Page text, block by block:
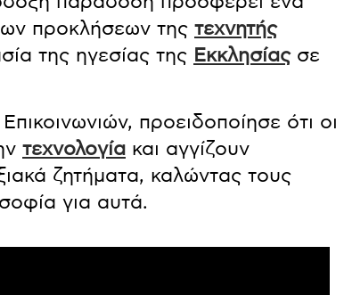
προκλήσεων της τεχνητής
της ηγεσίας της Εκκλησίαςσε
προειδοποίησε ότι οι
τεχνολογία και αγγίζουν
ζητήματα, καλώντας τους
για αυτά.